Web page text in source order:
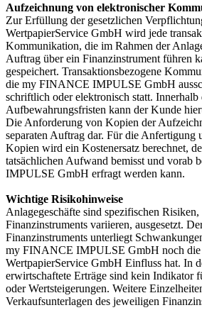
Aufzeichnung von elektronischer
Zur Erfüllung der gesetzlichen
WertpapierService GmbH wird jede
Kommunikation, die im Rahmen der
Auftrag über ein Finanzinstrument führen
gespeichert. Transaktionsbezogene
die my FINANCE IMPULSE GmbH
schriftlich oder elektronisch statt. Innerhalb
Aufbewahrungsfristen kann der Kunde
Die Anforderung von Kopien der
separaten Auftrag dar. Für die Anfertigung
Kopien wird ein Kostenersatz berechnet,
tatsächlichen Aufwand bemisst und vorab
IMPULSE GmbH erfragt werden kann.
Wichtige Risikohinweise
Anlagegeschäfte sind spezifischen
Finanzinstruments variieren, ausgesetzt.
Finanzinstruments unterliegt
my FINANCE IMPULSE GmbH noch die
WertpapierService GmbH Einfluss hat. In
erwirtschaftete Erträge sind kein Indikator
oder Wertsteigerungen. Weitere
Verkaufsunterlagen des jeweiligen